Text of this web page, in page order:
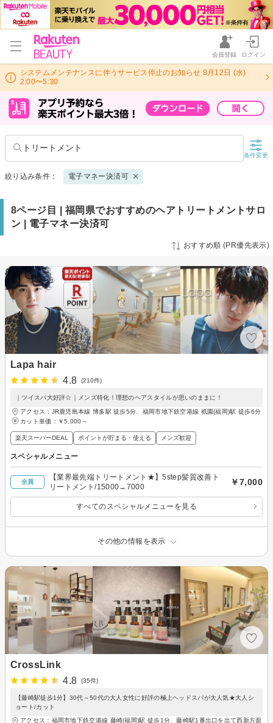
会員登録 ログイン
システムメンテナンスに伴うサービス停止のお知らせ 8月12日 (水)
2:00〜5:30
トリートメント
条件変更
絞り込み条件： 電子マネー決済可
8ページ目 | 福岡県でおすすめのヘアトリートメントサロ
ン | 電子マネー決済可
おすすめ順 (PR優先表示)
Lapa hair
4.8
(210件)
｜ツイスパ大好評☆｜メンズ特化！理想のヘアスタイルが思いのままに！
アクセス：JR鹿児島本線 博多駅 徒歩5分、福岡市地下鉄空港線 祇園(福岡)駅 徒歩6分
カット単価： ￥5,000～
楽天スーパーDEAL ポイントが貯まる・使える メンズ歓迎
スペシャルメニュー
全員
【業界最先端トリートメント★】5step髪質改善ト
リートメント/15000→7000
￥7,000
すべてのスペシャルメニューを見る
その他の情報を表示
CrossLink
4.8
(35件)
【藤崎駅徒歩1分】30代～50代の大人女性に好評の極上ヘッドスパが大人気★大人シ
ョート/カット
アクセス：福岡市地下鉄空港線 藤崎(福岡)駅 徒歩1分、藤崎駅1番出口を出て西新方面